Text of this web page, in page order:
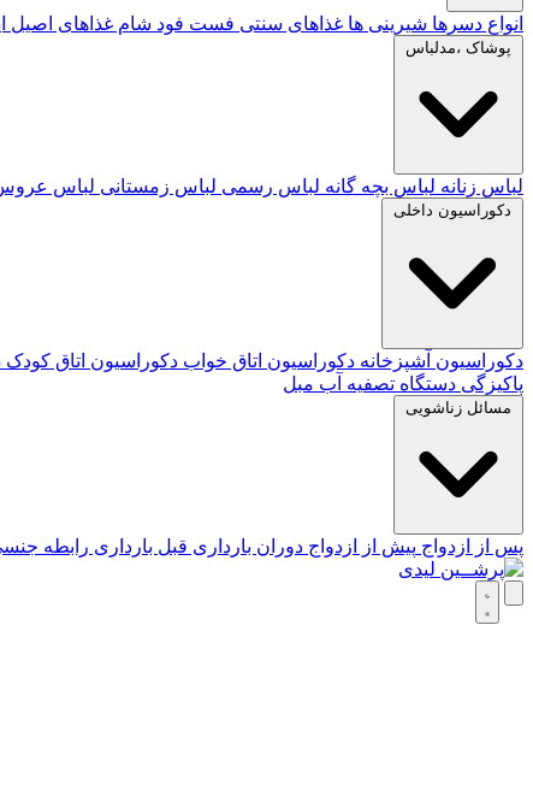
انواع دسرها شیرینی ها غذاهای سنتی فست فود شام غذاهای اصیل
پوشاک ،مدلباس
لباس زنانه لباس بچه گانه لباس رسمی لباس زمستانی لباس
دکوراسیون داخلی
دکوراسیون آشپزخانه دکوراسیون اتاق خواب دکوراسیون اتاق کودک
پاکیزگی دستگاه تصفیه آب مبل
مسائل زناشویی
پس از ازدواج پیش از ازدواج دوران بارداری قبل بارداری رابطه